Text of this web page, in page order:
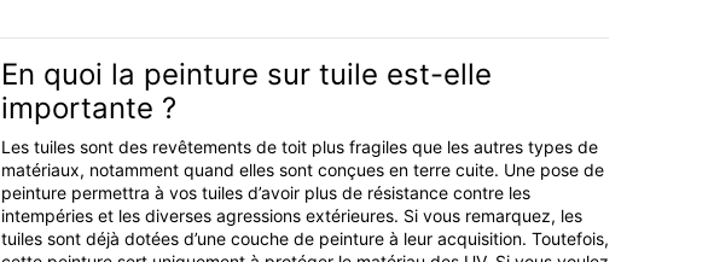
En quoi la peinture sur tuile est-elle
importante ?
Les tuiles sont des revêtements de toit plus fragiles que les autres types de
matériaux, notamment quand elles sont conçues en terre cuite. Une pose de
peinture permettra à vos tuiles d’avoir plus de résistance contre les
intempéries et les diverses agressions extérieures. Si vous remarquez, les
tuiles sont déjà dotées d’une couche de peinture à leur acquisition. Toutefois,